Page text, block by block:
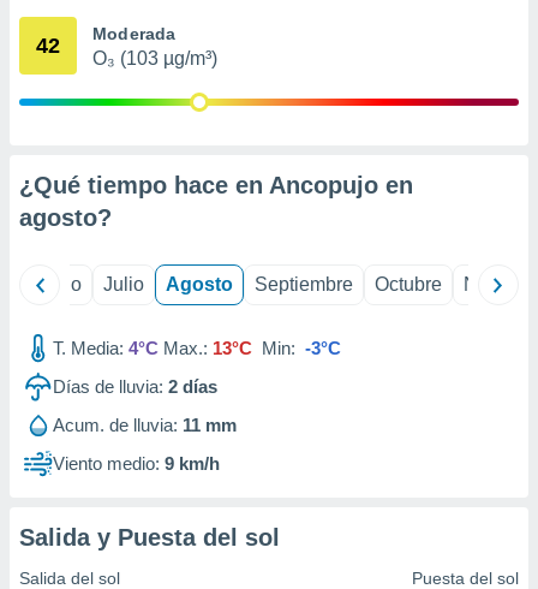
mediante
publicidad
1199
42 Moderada
O₃ (103 µg/m³)
¿Qué tiempo hace en Ancopujo en
agosto?
Junio Julio Agosto Septiembre Octubre
T. Media: 4°C Max.: 13°C Min: -3°C
Días de lluvia: 2 días
Acum. de lluvia: 11 mm
Viento medio: 9 km/h
Salida y Puesta del sol
Salida del sol Puesta del sol